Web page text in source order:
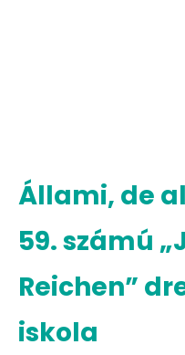
Állami, de
59. számú
Reichen”
iskola